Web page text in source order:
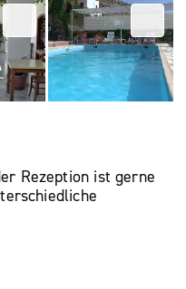
Rezeption ist gerne